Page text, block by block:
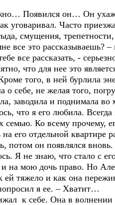
Появился он… Он
уговаривал. Часто
смущения,
все это рассказываешь? –
все рассказать, -
что для нее это
того, в ней бурлила
о себе, не желая того,
заводила и поднимала
что я его любила.
семью. Ко всему прочему,
на его отдельной
потом он появлялся
Я не знаю, что стало с
на мою дочь право. Но
ей тяжело и как она
я ее. – Хватит…
к себе. Она в волнении